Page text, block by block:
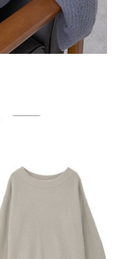
。若發現惡意使用之情形，
用額度並採取法律行動。